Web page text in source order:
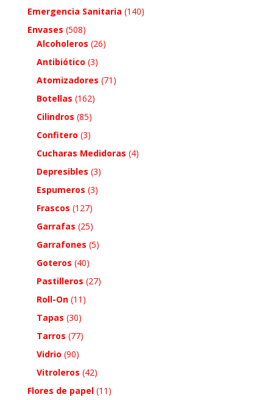
Emergencia Sanitaria (140)
Envases (508)
Alcoholeros (26)
Antibiótico (3)
Atomizadores (71)
Botellas (162)
Cilindros (85)
Confitero (3)
Cucharas Medidoras (4)
Depresibles (3)
Espumeros (3)
Frascos (127)
Garrafas (25)
Garrafones (5)
Goteros (40)
Pastilleros (27)
Roll-On (11)
Tapas (30)
Tarros (77)
Vidrio (90)
Vitroleros (42)
Flores de papel (11)